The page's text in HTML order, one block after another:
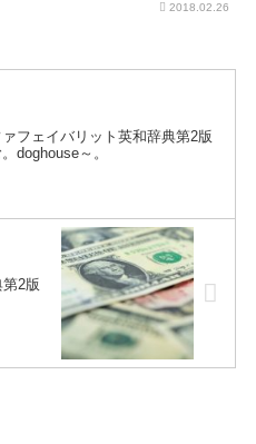
2018.02.26
フェイバリット英和辞典第2版
doghouse～。
2版